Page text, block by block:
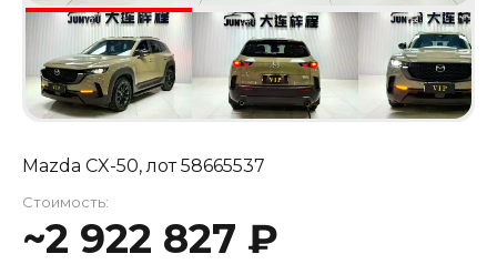
Mazda CX-50, лот58665537
Стоимость:
~2 922 827 ₽